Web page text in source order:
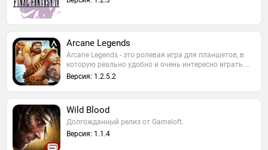
Arcane Legends
Arcane Legends - это ролевая игра для планшетов, в
которую реально удобно и очень интересно играть.…
Версия: 1.2.5.2
Wild Blood
Долгожданный релиз от Gameloft.
Версия: 1.1.4